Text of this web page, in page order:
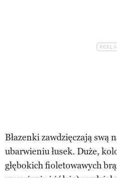
Błazenki zawdzięczają swą
ubarwieniu łusek. Duże,
głębokich fioletowawych